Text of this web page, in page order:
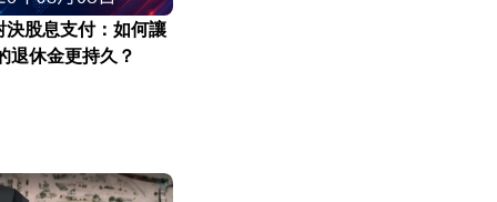
決股息支付：如何讓
退休金更持久？